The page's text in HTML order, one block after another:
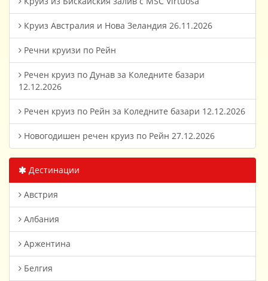
Круиз Австралия и Нова Зеландия 26.11.2026
Речни круизи по Рейн
Речен круиз по Дунав за Коледните базари
12.12.2026
Речен круиз по Рейн за Коледните базари 12.12.2026
Новогодишен речен круиз по Рейн 27.12.2026
Дестинации
Австрия
Албания
Аржентина
Белгия